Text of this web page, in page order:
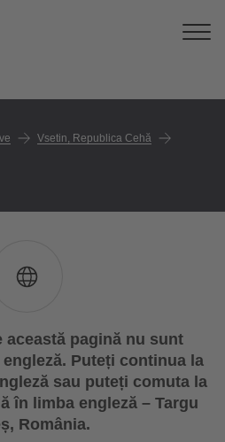
Vsetin, Republica Cehă
această pagină nu sunt
Puteți continua la
sau puteți comuta la
în limba engleză – Targu
România.